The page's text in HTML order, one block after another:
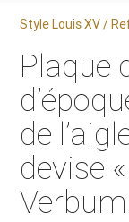
Style Louis XV /
Plaque
de
devise